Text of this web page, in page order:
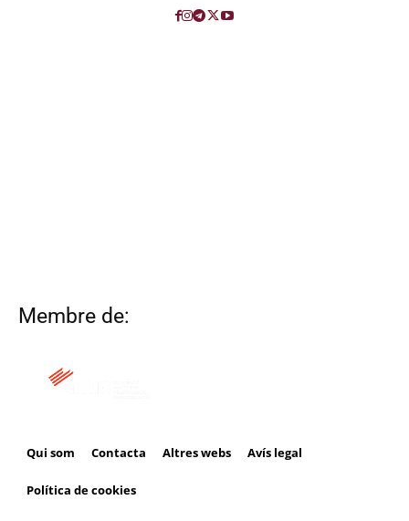
Membre de:
Qui som Contacta Altres webs Avís legal
Política de cookies